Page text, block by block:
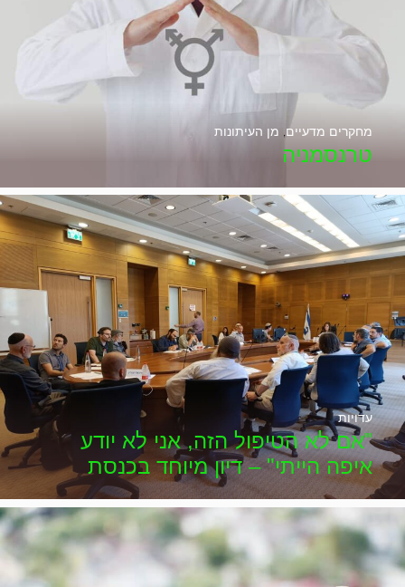
טרנסמניה
מחקרים מדעיים, מן העיתונות
"אם לא הטיפול הזה, אני לא יודע
איפה הייתי" – דיון מיוחד בכנסת
עדויות